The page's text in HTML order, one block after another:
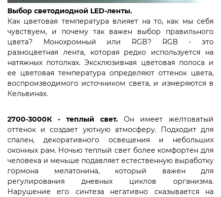
Выбор светодиодной LED-ленты.
Как цветовая температура влияет на то, как мы себя
чувствуем, и почему так важен выбор правильного
цвета? Монохромный или RGB? RGB - это
разноцветная лента, которая редко используется на
натяжных потолках. Эксклюзивная цветовая полоса и
ее цветовая температура определяют оттенок цвета,
воспроизводимого источником света, и измеряются в
Кельвинах.
2700-3000К - теплый свет. Он имеет желтоватый
оттенок и создает уютную атмосферу. Подходит для
спален, декоративного освещения и небольших
оконных рам. Ночью теплый свет более комфортен для
человека и меньше подавляет естественную выработку
гормона мелатонина, который важен для
регулирования дневных циклов организма.
Нарушение его синтеза негативно сказывается на